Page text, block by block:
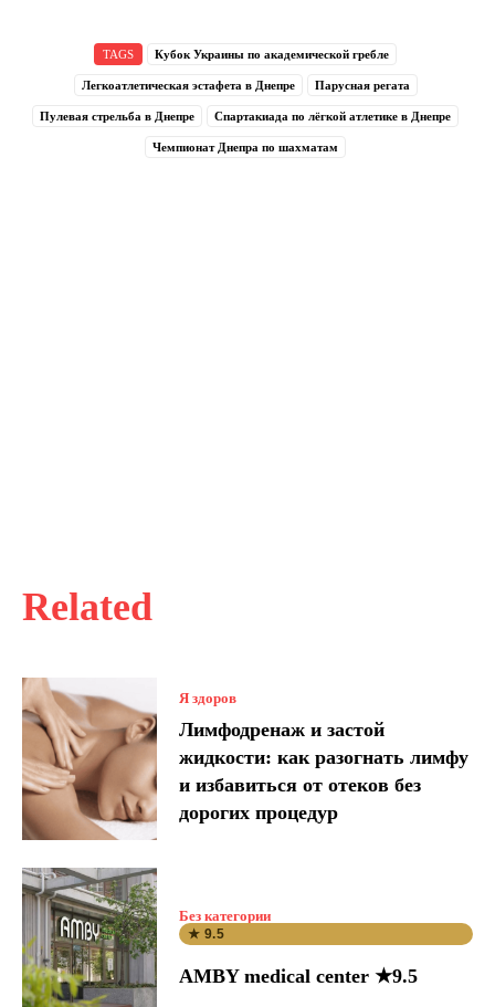
Related
Я здоров
Лимфодренаж и застой
жидкости: как разогнать лимфу
и избавиться от отеков без
дорогих процедур
Без категории
★ 9.5
AMBY medical center ★9.5
TAGS Кубок Украины по академической гребле
Легкоатлетическая эстафета в Днепре Парусная регата
Пулевая стрельба в Днепре Спартакиада по лёгкой атлетике в Днепре
Чемпионат Днепра по шахматам